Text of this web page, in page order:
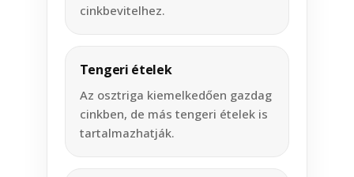
cinkbevitelhez.
Tengeri ételek
Az osztriga kiemelkedően gazdag
cinkben, de más tengeri ételek is
tartalmazhatják.